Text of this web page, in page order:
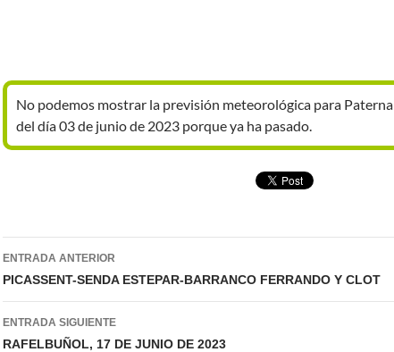
No podemos mostrar la previsión meteorológica para Paterna
del día 03 de junio de 2023 porque ya ha pasado.
Navegación
de
entradas
ENTRADA ANTERIOR
PICASSENT-SENDA ESTEPAR-BARRANCO FERRANDO Y CLOT
ENTRADA SIGUIENTE
RAFELBUÑOL, 17 DE JUNIO DE 2023